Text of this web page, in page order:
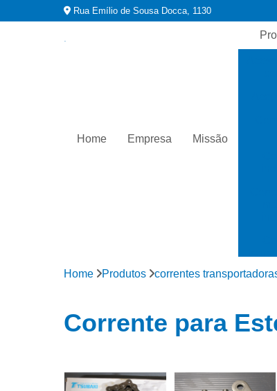
Rua Emílio de Sousa Docca, 1130
Home Empresa Missão
Home Produtos correntes
Corrente para